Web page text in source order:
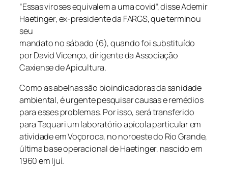
“Essas viroses equivalem a uma covid”, disse Ademir
Haetinger, ex-presidente da FARGS, que terminou
seu
mandato no sábado (6), quando foi substituído
por David Vicenço, dirigente da Associação
Caxiense de Apicultura.
Como as abelhas são bioindicadoras da sanidade
ambiental, é urgente pesquisar causas e remédios
para esses problemas. Por isso, será transferido
para Taquari um laboratório apícola particular em
atividade em Voçoroca, no noroeste do Rio Grande,
última base operacional de Haetinger, nascido em
1960 em Ijuí.